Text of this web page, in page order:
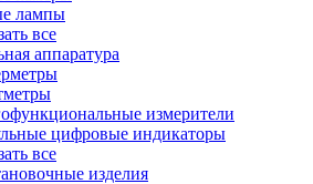
лампы
все
аппаратура
измерители
цифровые индикаторы
все
изделия